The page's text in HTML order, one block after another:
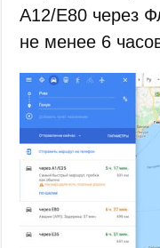
A12/E80 через
не менее 6